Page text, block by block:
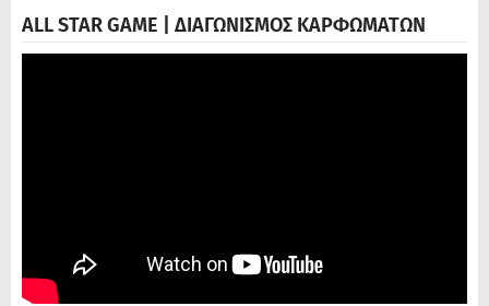
ALL STAR GAME | ΔΙΑΓΩΝΙΣΜΟΣ ΚΑΡΦΩΜΑΤΩΝ